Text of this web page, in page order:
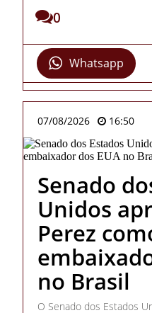
0
Whatsapp
07/08/2026 16:50
Senado
Unidos
Perez
no Brasil
O Senado dos Estados